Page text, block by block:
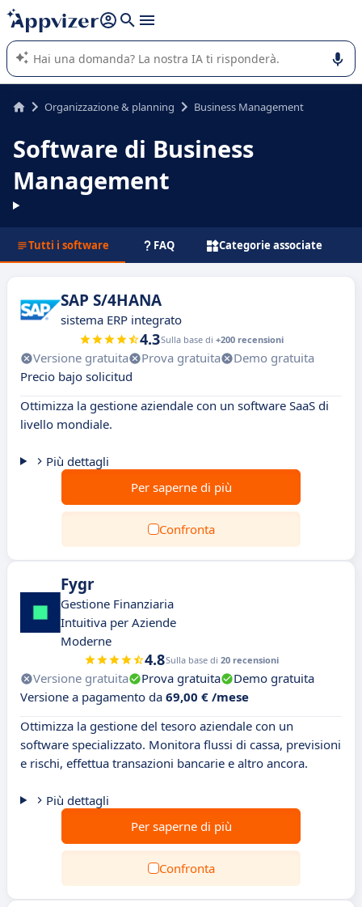
righe con
shift + enter
L'IA di Appvizer vi guida nell'utilizzo o nella scelta di un
software SaaS per la vostra azienda.
Organizzazione & planning Business Management
Software di Business
Management
Tutti i software FAQ Categorie associate
SAP S/4HANA
sistema ERP integrato
4.3Sulla base di +200 recensioni
Versione gratuita Prova gratuita
Demo gratuita
Precio bajo solicitud
Ottimizza la gestione aziendale con un software SaaS di
livello mondiale.
Più dettagli
Per saperne di più
Confronta
Fygr
Gestione Finanziaria
Intuitiva per Aziende
Moderne
4.8Sulla base di 20 recensioni
Versione gratuita Prova gratuita
Demo gratuita
Versione a pagamento da 69,00 € /mese
Ottimizza la gestione del tesoro aziendale con un
software specializzato. Monitora flussi di cassa, previsioni
e rischi, effettua transazioni bancarie e altro ancora.
Più dettagli
Per saperne di più
Confronta